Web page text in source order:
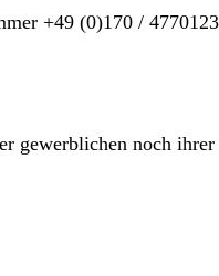
+49 (0)170 /
gewerblichen noch ihrer